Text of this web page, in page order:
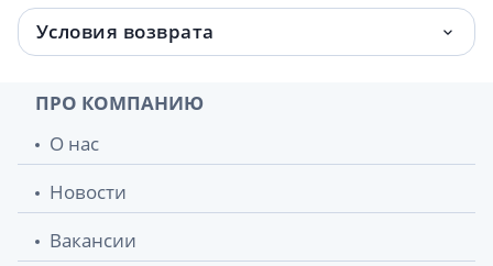
Условия возврата
ПРО КОМПАНИЮ
О нас
Новости
Вакансии